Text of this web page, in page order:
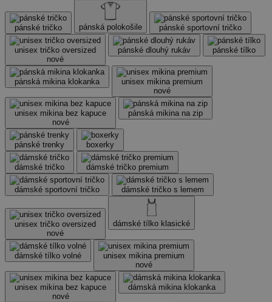
pánské tričko pánská polokošile pánské sportovní tričko
unisex tričko oversized
nové
pánské dlouhý rukáv pánské tílko
pánská mikina klokanka
unisex mikina premium
nové
unisex mikina bez kapuce
nové
pánská mikina na zip
pánské trenky boxerky
dámské tričko dámské tričko premium
dámské sportovní tričko dámské tričko s lemem
unisex tričko oversized
nové
dámské tílko klasické
dámské tílko volné
unisex mikina premium
nové
unisex mikina bez kapuce
nové
dámská mikina klokanka